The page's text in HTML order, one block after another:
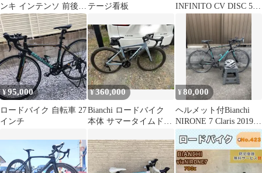
ンキ インテンソ 前後タ
イヤ新品 カーボン
テージ看板
INFINITO CV DISC 53
サイズ完成車
¥95,000
ロードバイク 自転車 27
インチ
¥360,000
Bianchi ロードバイク
本体 サマータイムドリ
¥80,000
ヘルメット付Bianchi
NIRONE 7 Claris 2019
55サイズ